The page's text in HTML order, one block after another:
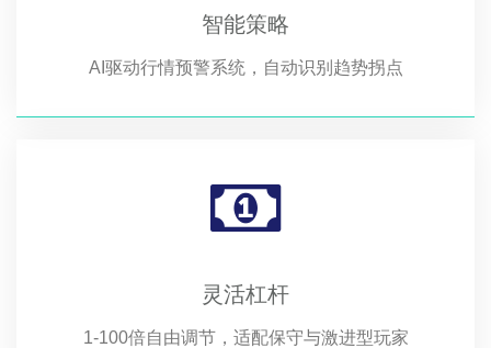
智能策略
AI驱动行情预警系统，自动识别趋势拐点
灵活杠杆
1-100倍自由调节，适配保守与激进型玩家